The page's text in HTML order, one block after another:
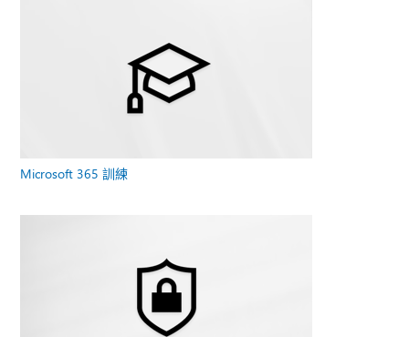
Microsoft 365 訓練